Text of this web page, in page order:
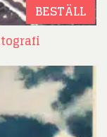
BESTÄLL